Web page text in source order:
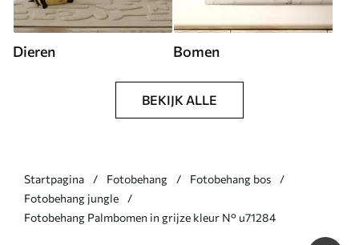
Dieren Bomen
BEKIJK ALLE
Startpagina Fotobehang
Fotobehang bos
Fotobehang jungle
Fotobehang Palmbomen in grijze kleur N° u71284